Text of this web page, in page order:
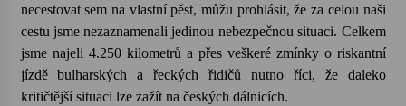
necestovat sem na vlastní pěst, můžu prohlásit, že za celou naši
cestu jsme nezaznamenali jedinou nebezpečnou situaci. Celkem
jsme najeli 4.250 kilometrů a přes veškeré zmínky o riskantní
jízdě bulharských a řeckých řidičů nutno říci, že daleko
kritičtější situaci lze zažít na českých dálnicích.